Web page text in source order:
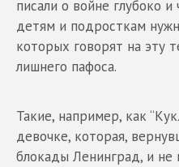
писали о войне глубоко
детям и подросткам
которых говорят на эту
лишнего пафоса.
Такие, например, как
девочке, которая,
блокады Ленинград, и не